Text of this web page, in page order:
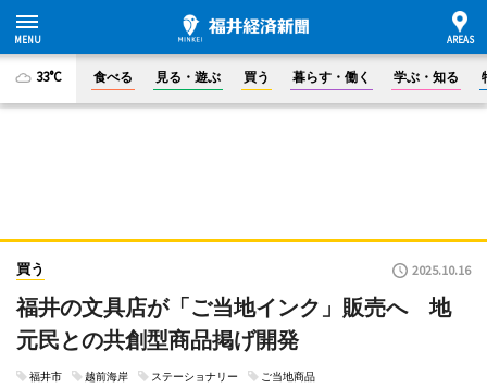
33°C 食べる 見る・遊ぶ 買う 暮らす・働く 学ぶ・知る
買う 2025.10.16
福井の文具店が「ご当地インク」販売へ 地
元民との共創型商品掲げ開発
福井市 越前海岸 ステーショナリー ご当地商品